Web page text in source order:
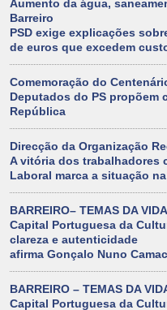
Aumento da água,
Barreiro
PSD exige explicações
de euros que excedem
Comemoração do
Deputados do PS propõem
República
Direcção da Organização
A vitória dos trabalhadores
Laboral marca a situação
BARREIRO– TEMAS DA
Capital Portuguesa da
clareza e autenticidade
afirma Gonçalo Nuno
BARREIRO – TEMAS DA
Capital Portuguesa da